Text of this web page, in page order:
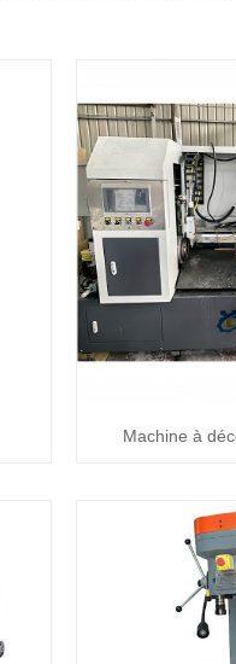
Machine à